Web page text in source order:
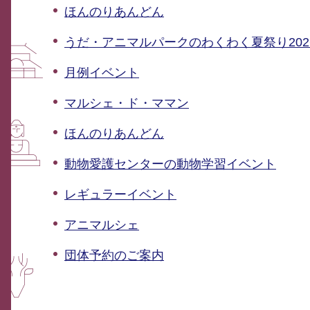
ほんのりあんどん
うだ・アニマルパークのわくわく夏祭り
月例イベント
マルシェ・ド・ママン
ほんのりあんどん
動物愛護センターの動物学習イベント
レギュラーイベント
アニマルシェ
団体予約のご案内